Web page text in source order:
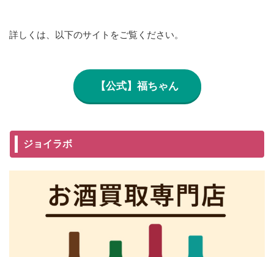
詳しくは、以下のサイトをご覧ください。
【公式】福ちゃん
ジョイラボ